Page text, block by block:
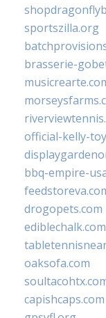
sportszilla.org
brasserie-
official-kelly-
bbq-empire-
drogopets.com
ediblechalk.com
oaksofa.com
capishcaps.com